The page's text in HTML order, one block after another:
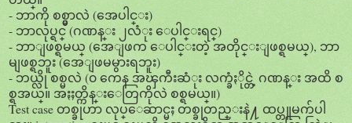
- ဘာကို စစ္မွာလဲ (အေပါင္း)
- ဘာလုပ္ရင္ (ဂဏန္း ၂လံုး ေပါင္းရင္)
- ဘာျဖစ္ရမယ္ (အေျဖက ေပါင္းတဲ့ အတိုင္းျဖစ္ရမယ္), ဘာ
မျဖစ္ရဘူး (အေျဖမမွားရဘူး)
- ဘယ္လို စစ္မလဲ (၀ ကေန အၾကီးဆံုး လက္ခံႏိုင္တဲ့ ဂဏန္း အထိ စ
စ္ရအယ္။ အႏႈတ္ကိန္းေတြကိုလဲ စစ္ရမယ္။)
Test case တစ္ခုဟာ လုပ္ေဆာင္မႈ တစ္ခုတည္းနဲ႔ ထပ္တူမက်ပါ